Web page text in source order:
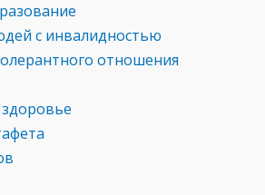
с инвалидностью
отношения